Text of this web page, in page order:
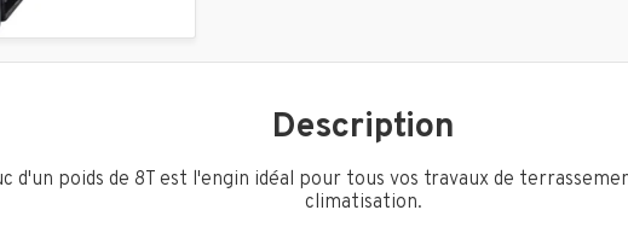
Description
poids de 8T est l'engin idéal pour tous vos travaux de
climatisation.